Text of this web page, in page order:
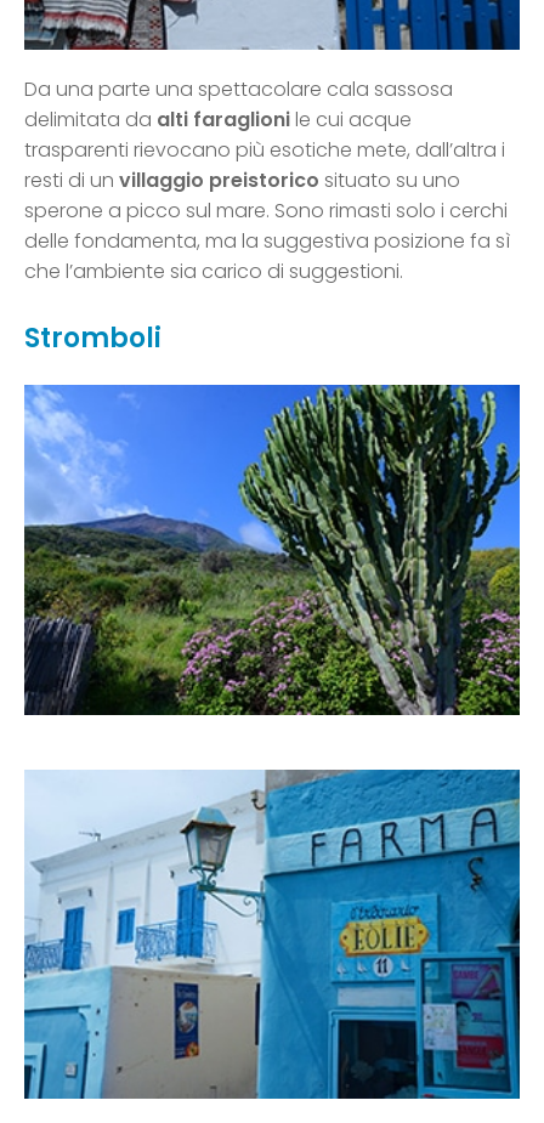
Da una parte una spettacolare cala sassosa
delimitata da alti faraglionile cui acque
trasparenti rievocano più esotiche mete, dall’altra i
resti di un villaggio preistorico situato su uno
sperone a picco sul mare. Sono rimasti solo i cerchi
delle fondamenta, ma la suggestiva posizione fa sì
che l’ambiente sia carico di suggestioni.
Stromboli